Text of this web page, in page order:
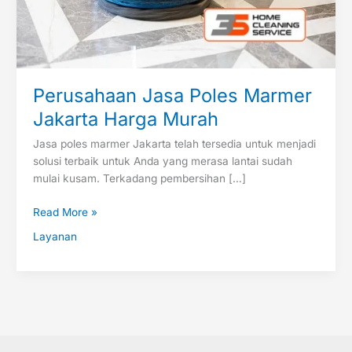
Perusahaan Jasa Poles Marmer
Jakarta Harga Murah
Jasa poles marmer Jakarta telah tersedia untuk menjadi
solusi terbaik untuk Anda yang merasa lantai sudah
mulai kusam. Terkadang pembersihan […]
Read More »
Layanan